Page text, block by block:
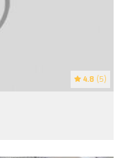
4.8 (5)